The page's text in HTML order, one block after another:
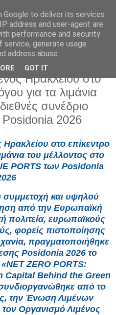
Ηρακλείου στο
για τα λιμάνια
συνέδριο
2026
στο επίκεντρο
του μέλλοντος στο
PORTS των Posidonia
συμμετοχή και υψηλού
από την Ευρωπαϊκή
πολιτεία, ευρωπαϊκούς
φορείς πιστοποίησης
πραγματοποιήθηκε
Posidonia 2026 το
ZERO PORTS:
Capital Behind the Green
από το
την Ένωση Λιμένων
Οργανισμό Λιμένος
Google to deliver its services
address and user-agent are
performance and security
generate usage
address abuse.
GOT IT